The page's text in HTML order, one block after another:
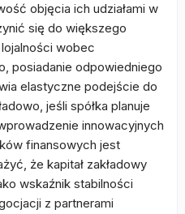
objęcia ich udziałami w
się do większego
lojalności wobec
posiadanie odpowiedniego
elastyczne podejście do
jeśli spółka planuje
innowacyjnych
finansowych jest
że kapitał zakładowy
wskaźnik stabilności
z partnerami